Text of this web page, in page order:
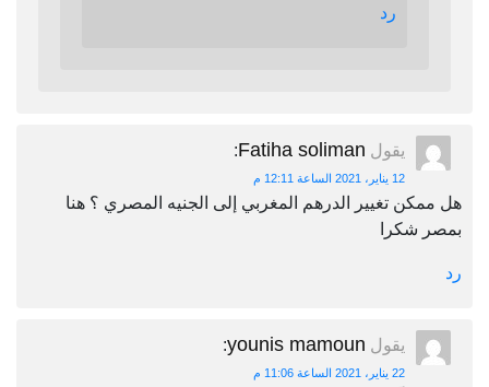
رد
يقول Fatiha soliman
:
12 يناير، 2021 الساعة 12:11 م
هل ممكن تغيير الدرهم المغربي إلى الجنيه المصري ؟ هنا
بمصر شكرا
رد
يقول younis mamoun
:
22 يناير، 2021 الساعة 11:06 م